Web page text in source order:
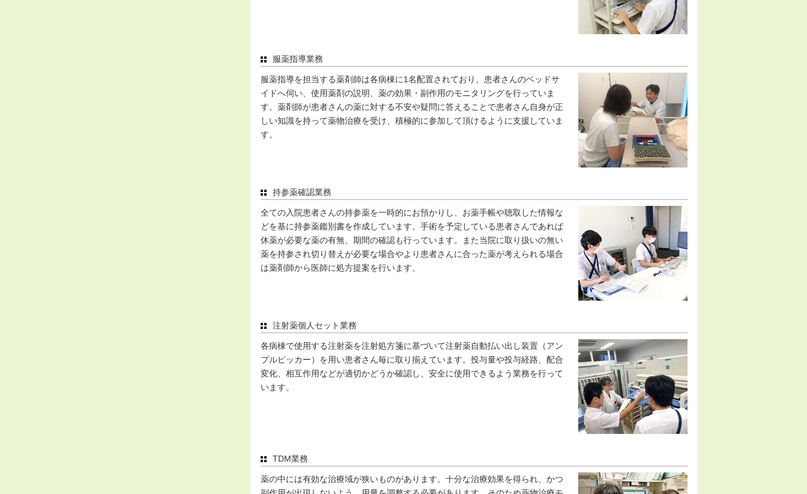
服薬指導業務
服薬指導を担当する薬剤師は各病棟に1名配置されており、患者さんのベッドサ
イドへ伺い、使用薬剤の説明、薬の効果・副作用のモニタリングを行っていま
す。薬剤師が患者さんの薬に対する不安や疑問に答えることで患者さん自身が正
しい知識を持って薬物治療を受け、積極的に参加して頂けるように支援していま
す。
持参薬確認業務
全ての入院患者さんの持参薬を一時的にお預かりし、お薬手帳や聴取した情報な
どを基に持参薬鑑別書を作成しています。手術を予定している患者さんであれば
休薬が必要な薬の有無、期間の確認も行っています。また当院に取り扱いの無い
薬を持参され切り替えが必要な場合やより患者さんに合った薬が考えられる場合
は薬剤師から医師に処方提案を行います。
注射薬個人セット業務
各病棟で使用する注射薬を注射処方箋に基づいて注射薬自動払い出し装置（アン
プルピッカー）を用い患者さん毎に取り揃えています。投与量や投与経路、配合
変化、相互作用などが適切かどうか確認し、安全に使用できるよう業務を行って
います。
TDM業務
薬の中には有効な治療域が狭いものがあります。十分な治療効果を得られ、かつ